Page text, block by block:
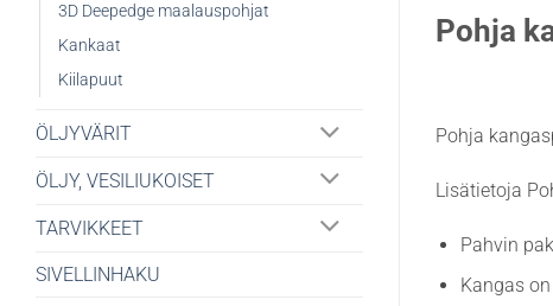
3D Deepedge maalauspohjat
Kankaat
Kiilapuut
ÖLJYVÄRIT
ÖLJY, VESILIUKOISET
TARVIKKEET
SIVELLINHAKU
Pohja
Pohja
Lisätietoja
Pahvin
Kangas